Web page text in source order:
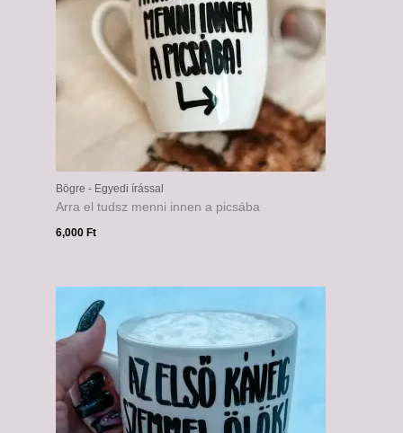
Bögre - Egyedi írással
Arra el tudsz menni innen a picsába
6,000 Ft